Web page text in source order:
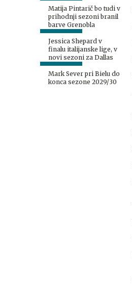
Matija Pintarič bo tudi v
prihodnji sezoni branil
barve Grenobla
Jessica Shepard v
finalu italijanske lige, v
novi sezoni za Dallas
Mark Sever pri Bielu do
konca sezone 2029/30